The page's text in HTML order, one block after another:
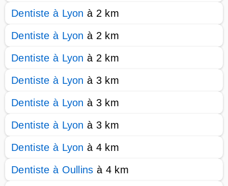
Dentiste à Lyon à 2 km
Dentiste à Lyon à 2 km
Dentiste à Lyon à 2 km
Dentiste à Lyon à 3 km
Dentiste à Lyon à 3 km
Dentiste à Lyon à 3 km
Dentiste à Lyon à 4 km
Dentiste à Oullins à 4 km